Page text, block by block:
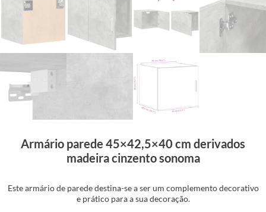
Armário parede 45×42,5×40 cm derivados
madeira cinzento sonoma
Este armário de parede destina-se a ser um complemento decorativo
e prático para a sua decoração.